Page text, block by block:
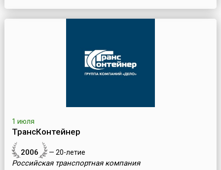
1 июля
ТрансКонтейнер
2006 — 20-летие
Российская транспортная компания